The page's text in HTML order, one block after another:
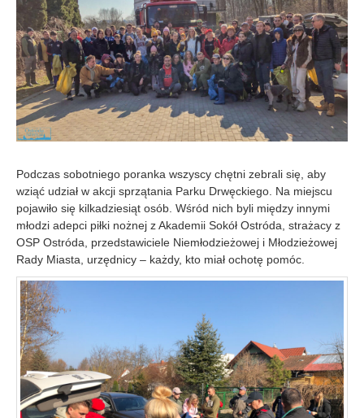
3
-
2
2
Podczas sobotniego poranka wszyscy chętni zebrali się, aby
wziąć udział w akcji sprzątania Parku Drwęckiego. Na miejscu
pojawiło się kilkadziesiąt osób. Wśród nich byli między innymi
młodzi adepci piłki nożnej z Akademii Sokół Ostróda, strażacy z
OSP Ostróda, przedstawiciele Niemłodzieżowej i Młodzieżowej
Rady Miasta, urzędnicy – każdy, kto miał ochotę pomóc.